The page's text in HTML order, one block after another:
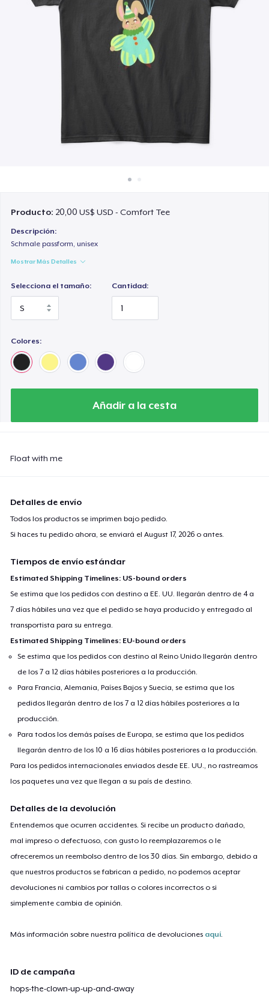
Venda en todas partes
Venda lo que sea
Producto: 20,00 US$ USD - Comfort Tee
Descripción:
Schmale passform, unisex
Mostrar Más Detalles
Selecciona el tamaño: Cantidad:
Colores:
Añadir a la cesta
Float with me
Detalles de envío
Todos los productos se imprimen bajo pedido.
Si haces tu pedido ahora, se enviará elAugust 17, 2026 o antes.
Tiempos de envío estándar
Estimated Shipping Timelines: US-bound orders
Se estima que los pedidos con destino a EE. UU. llegarán dentro de 4 a
7 días hábiles una vez que el pedido se haya producido y entregado al
transportista para su entrega.
Estimated Shipping Timelines: EU-bound orders
Se estima que los pedidos con destino al Reino Unido llegarán dentro
de los 7 a 12 días hábiles posteriores a la producción.
Para Francia, Alemania, Países Bajos y Suecia, se estima que los
pedidos llegarán dentro de los 7 a 12 días hábiles posteriores a la
producción.
Para todos los demás países de Europa, se estima que los pedidos
llegarán dentro de los 10 a 16 días hábiles posteriores a la producción.
Para los pedidos internacionales enviados desde EE. UU., no rastreamos
los paquetes una vez que llegan a su país de destino.
Detalles de la devolución
Entendemos que ocurren accidentes. Si recibe un producto dañado,
mal impreso o defectuoso, con gusto lo reemplazaremos o le
ofreceremos un reembolso dentro de los 30 días. Sin embargo, debido a
que nuestros productos se fabrican a pedido, no podemos aceptar
devoluciones ni cambios por tallas o colores incorrectos o si
simplemente cambia de opinión.
Más información sobre nuestra política de devoluciones aquí
ID de campaña
hops-the-clown-up-up-and-away